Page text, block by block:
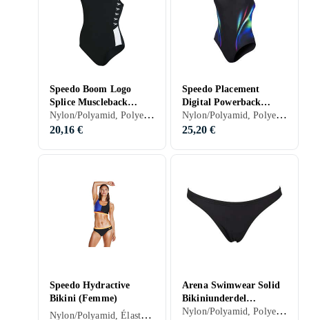
Speedo Boom Logo
Splice Muscleback
Baddräkt (Femme)
Nylon/Polyamid, Polyester, Élasthanne/Spandex/Lycra, 32, 34, 36, 38, 40, 42, 44, 46, 50, S, M, L, XL, XXL, XS, Noir, Blanc, Bleu, Vert, Rose, Maillot de bain
20,16 €
Speedo Placement
Digital Powerback
Baddräkt (Femme)
Nylon/Polyamid, Polyester, Élasthanne/Spandex/Lycra, 32, 34, 36, 38, 40, 42, 44, 46, 48, 50, 54, 52, S, M, L, XL, XXL, XS, Noir, Blanc, Gris, Turkos, Bleu, Rouge, Jaune, Orange, Vert, Rose, Violet, Maillot de bain
25,20 €
Speedo Hydractive
Bikini (Femme)
Nylon/Polyamid, Élasthanne/Spandex/Lycra, 32, 34, 36, 38, 40, 42, 44, 46, 52, S, M, L, XL, XXL, XS, Noir, Gris, Turkos, Bleu, Rouge, Orange, Vert, Violet, Bikini
Arena Swimwear Solid
Bikiniunderdel
(Femme)
Nylon/Polyamid, Polyester, Élasthanne/Spandex/Lycra, 32, 34, 36, 38, 40, 42, 44, 46, 48, 50, M, L, XL, XXL, Noir, Blanc, Bleu, Rouge, Vert, Rose, Bas de bikini